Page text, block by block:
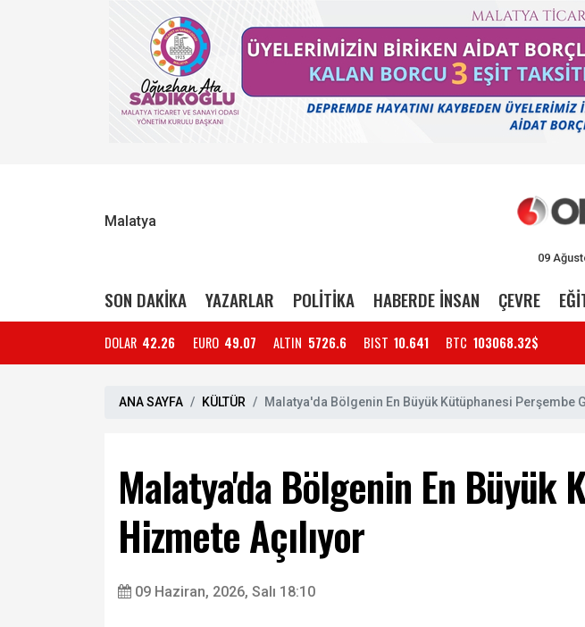
Malatya
09
SON DAKİKA YAZARLAR POLİTİKA HABERDE İNSAN ÇEVRE
DOLAR 42.26 EURO 49.07 ALTIN 5726.6 BIST 10.641 BTC 103068.32$
ANA SAYFA KÜLTÜR Malatya'da Bölgenin En Büyük Kütüphanesi Perşembe
Malatya'da Bölgenin En Büyük
Hizmete Açılıyor
09 Haziran, 2026, Salı 18:10